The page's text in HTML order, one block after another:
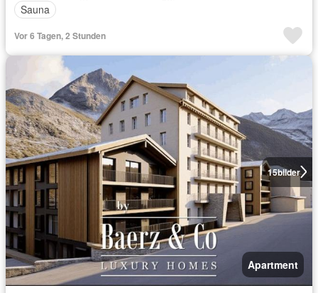
Sauna
Vor 6 Tagen, 2 Stunden
15bilder
Apartment